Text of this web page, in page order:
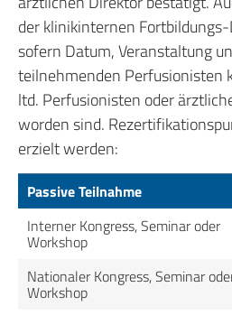
der klinikinternen
sofern Datum, Veranstaltung
teilnehmenden Perfusionisten
ltd. Perfusionisten oder
worden sind.
erzielt werden:
Passive Teilnahme
Interner Kongress, Seminar oder
Workshop
Nationaler Kongress, Seminar
Workshop